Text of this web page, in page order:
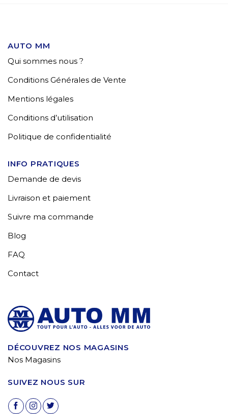
AUTO MM
Qui sommes nous ?
Conditions Générales de Vente
Mentions légales
Conditions d’utilisation
Politique de confidentialité
INFO PRATIQUES
Demande de devis
Livraison et paiement
Suivre ma commande
Blog
FAQ
Contact
DÉCOUVREZ NOS MAGASINS
Nos Magasins
SUIVEZ NOUS SUR